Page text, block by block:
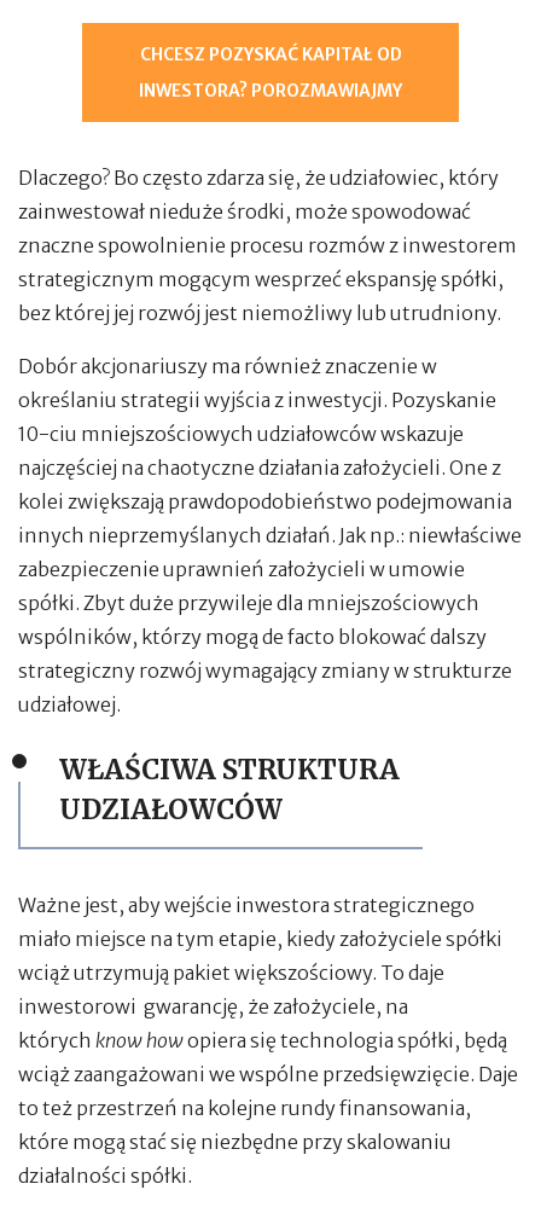
CHCESZ POZYSKAĆ KAPITAŁ OD
INWESTORA? POROZMAWIAJMY
Dlaczego? Bo często zdarza się, że udziałowiec, który
zainwestował nieduże środki, może spowodować
znaczne spowolnienie procesu rozmów z inwestorem
strategicznym mogącym wesprzeć ekspansję spółki,
bez której jej rozwój jest niemożliwy lub utrudniony.
Dobór akcjonariuszy ma również znaczenie w
określaniu strategii wyjścia z inwestycji. Pozyskanie
10-ciu mniejszościowych udziałowców wskazuje
najczęściej na chaotyczne działania założycieli. One z
kolei zwiększają prawdopodobieństwo podejmowania
innych nieprzemyślanych działań. Jak np.: niewłaściwe
zabezpieczenie uprawnień założycieli w umowie
spółki. Zbyt duże przywileje dla mniejszościowych
wspólników, którzy mogą de facto blokować dalszy
strategiczny rozwój wymagający zmiany w strukturze
udziałowej.
WŁAŚCIWA STRUKTURA
UDZIAŁOWCÓW
Ważne jest, aby wejście inwestora strategicznego
miało miejsce na tym etapie, kiedy założyciele spółki
wciąż utrzymują pakiet większościowy. To daje
inwestorowi gwarancję, że założyciele, na
których know howopiera się technologia spółki, będą
wciąż zaangażowani we wspólne przedsięwzięcie. Daje
to też przestrzeń na kolejne rundy finansowania,
które mogą stać się niezbędne przy skalowaniu
działalności spółki.